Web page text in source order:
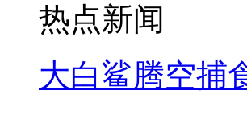
热点新闻
大白鲨腾空捕